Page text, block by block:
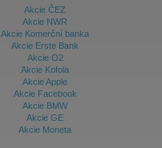
Akcie ČEZ
Akcie NWR
Akcie Komerční banka
Akcie Erste Bank
Akcie O2
Akcie Kofola
Akcie Apple
Akcie Facebook
Akcie BMW
Akcie GE
Akcie Moneta